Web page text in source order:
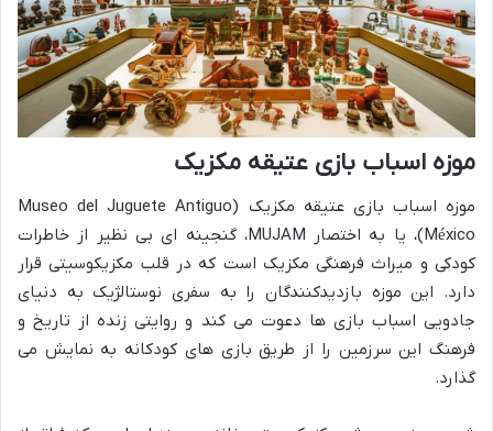
موزه اسباب بازی عتیقه مکزیک
موزه اسباب بازی عتیقه مکزیک (Museo del Juguete Antiguo
México)، یا به اختصار MUJAM، گنجینه ای بی نظیر از خاطرات
کودکی و میراث فرهنگی مکزیک است که در قلب مکزیکوسیتی قرار
دارد. این موزه بازدیدکنندگان را به سفری نوستالژیک به دنیای
جادویی اسباب بازی ها دعوت می کند و روایتی زنده از تاریخ و
فرهنگ این سرزمین را از طریق بازی های کودکانه به نمایش می
گذارد.